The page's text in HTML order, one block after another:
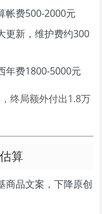
帐费500-2000元
更新，维护费约300
年费1800-5000元
终局额外付出1.8万
算
商品文案，下降原创